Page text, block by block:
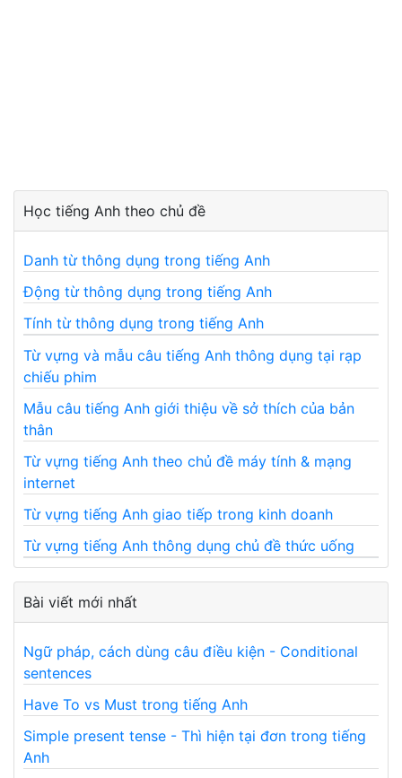
Học tiếng Anh theo chủ đề
Danh từ thông dụng trong tiếng Anh
Động từ thông dụng trong tiếng Anh
Tính từ thông dụng trong tiếng Anh
Từ vựng và mẫu câu tiếng Anh thông dụng tại rạp
chiếu phim
Mẫu câu tiếng Anh giới thiệu về sở thích của bản
thân
Từ vựng tiếng Anh theo chủ đề máy tính & mạng
internet
Từ vựng tiếng Anh giao tiếp trong kinh doanh
Từ vựng tiếng Anh thông dụng chủ đề thức uống
Bài viết mới nhất
Ngữ pháp, cách dùng câu điều kiện - Conditional
sentences
Have To vs Must trong tiếng Anh
Simple present tense - Thì hiện tại đơn trong tiếng
Anh